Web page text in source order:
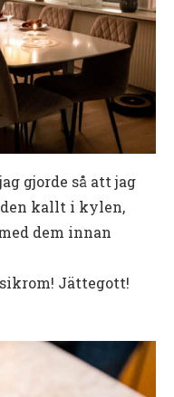
gjorde så att jag
kallt i kylen,
dem innan
Jättegott!